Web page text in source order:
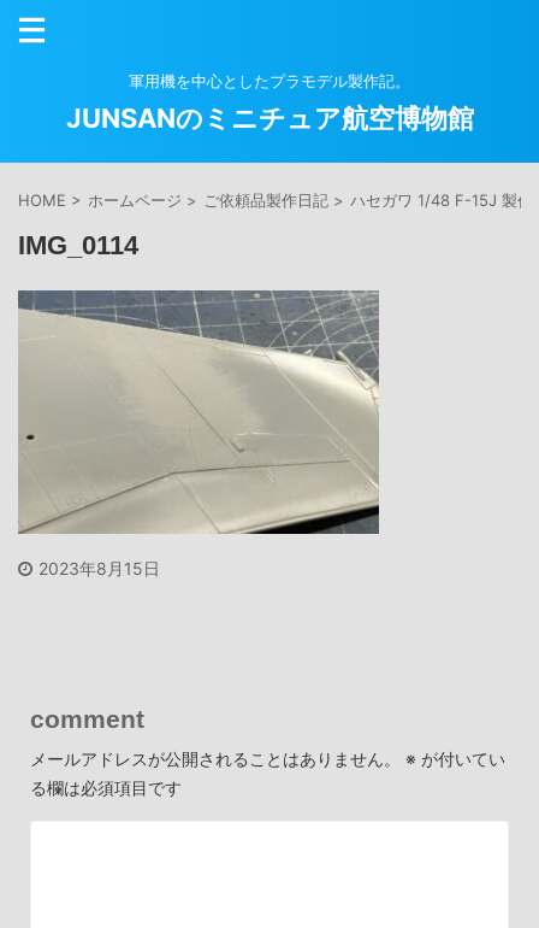
軍用機を中心としたプラモデル製作記。
JUNSANのミニチュア航空博物館
HOME > ホームページ > ご依頼品製作日記 > ハセガワ 1/48 F-15J 製作
IMG_0114
2023年8月15日
comment
メールアドレスが公開されることはありません。 ※ が付いてい
る欄は必須項目です